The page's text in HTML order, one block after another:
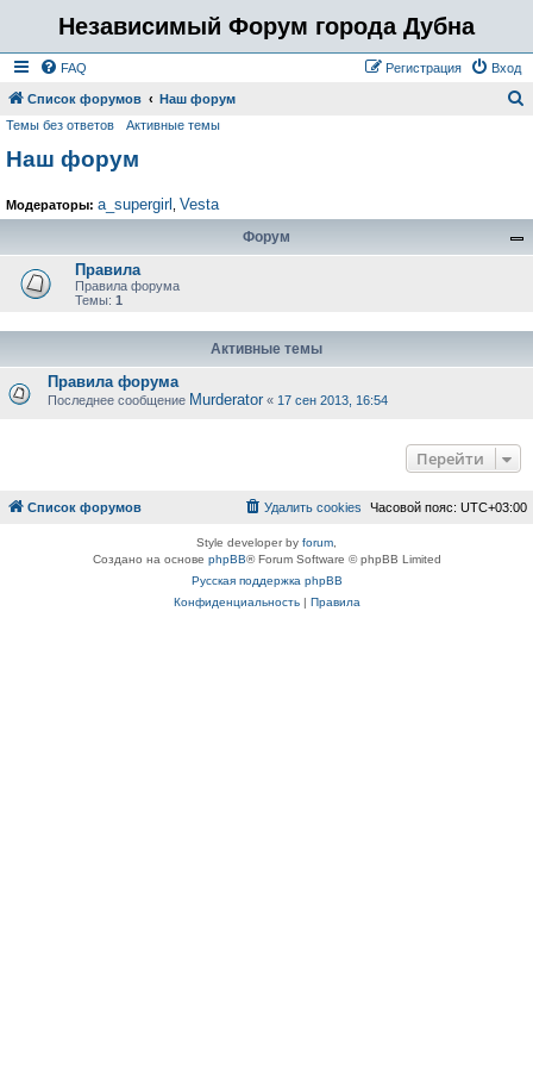
Независимый Форум города Дубна
FAQ Вход
Регистрация
Список форумов Наш форум
Темы без ответов Активные темы
Наш форум
Модераторы: a_supergirl Vesta
Форум
Правила
Правила форума
Темы: 1
Активные темы
Правила форума
Последнее сообщение Murderator « 17 сен 2013, 16:54
Перейти
Список форумов Часовой пояс: UTC+03:00
Удалить cookies
Style developer by forum
Создано на основе phpBB® Forum Software © phpBB Limited
Русская поддержка phpBB
Конфиденциальность| Правила